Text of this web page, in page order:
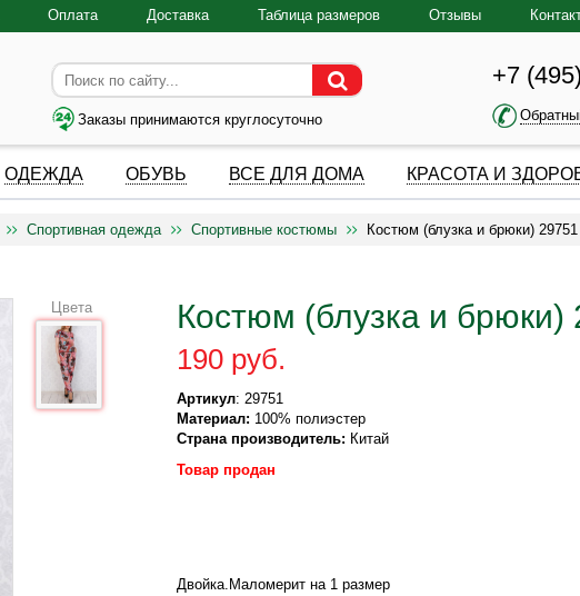
Оплата Доставка Таблица размеров Отзывы
Заказы принимаются круглосуточно
+7
ОДЕЖДА ОБУВЬ ВСЕ ДЛЯ ДОМА КРАСОТА И
Спортивная одежда Спортивные костюмы Костюм (блузка и брюки) 29751
Костюм (блузка и брюки)
190 руб.
Артикул: 29751
Материал: 100% полиэстер
Страна производитель: Китай
Цвета
Товар продан
Двойка.Маломерит на 1 размер